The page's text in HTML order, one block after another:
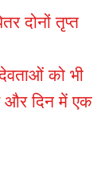
दोनों तृप्त
को भी
और दिन में एक